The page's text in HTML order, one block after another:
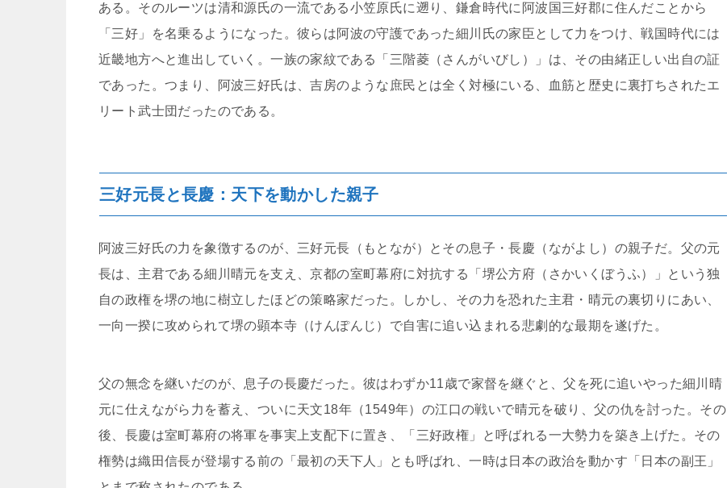
ある。そのルーツは清和源氏の一流である小笠原氏に遡り、鎌倉時代に阿波国三好郡に住んだことから
「三好」を名乗るようになった。彼らは阿波の守護であった細川氏の家臣として力をつけ、戦国時代には
近畿地方へと進出していく。一族の家紋である「三階菱（さんがいびし）」は、その由緒正しい出自の証
であった。つまり、阿波三好氏は、吉房のような庶民とは全く対極にいる、血筋と歴史に裏打ちされたエ
リート武士団だったのである。
三好元長と長慶：天下を動かした親子
阿波三好氏の力を象徴するのが、三好元長（もとなが）とその息子・長慶（ながよし）の親子だ。父の元
長は、主君である細川晴元を支え、京都の室町幕府に対抗する「堺公方府（さかいくぼうふ）」という独
自の政権を堺の地に樹立したほどの策略家だった。しかし、その力を恐れた主君・晴元の裏切りにあい、
一向一揆に攻められて堺の顕本寺（けんぽんじ）で自害に追い込まれる悲劇的な最期を遂げた。
父の無念を継いだのが、息子の長慶だった。彼はわずか11歳で家督を継ぐと、父を死に追いやった細川晴
元に仕えながら力を蓄え、ついに天文18年（1549年）の江口の戦いで晴元を破り、父の仇を討った。その
後、長慶は室町幕府の将軍を事実上支配下に置き、「三好政権」と呼ばれる一大勢力を築き上げた。その
権勢は織田信長が登場する前の「最初の天下人」とも呼ばれ、一時は日本の政治を動かす「日本の副王」